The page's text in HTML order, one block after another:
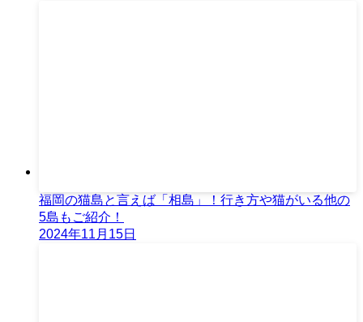
福岡の猫島と言えば「相島」！行き方や猫がいる他の
5島もご紹介！
2024年11月15日